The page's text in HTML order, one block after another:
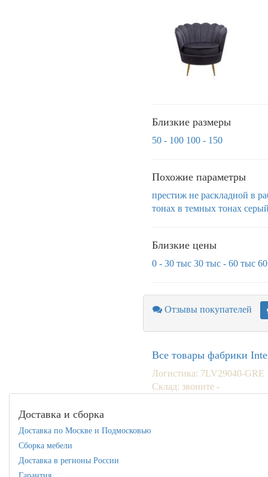
Близкие размеры
50 - 100 100 - 150
Похожие параметры
престиж не раскладной в
тонах в темных тонах
Близкие цены
0 - 30 тыс 30 тыс - 60 тыс
Отзывы покупателей
Все товары фабрики
Логистика: 7LV29040-GRE
Склад: звоните -
Доставка и сборка
Доставка по Москве и Подмосковью
Сборка мебели
Доставка в регионы России